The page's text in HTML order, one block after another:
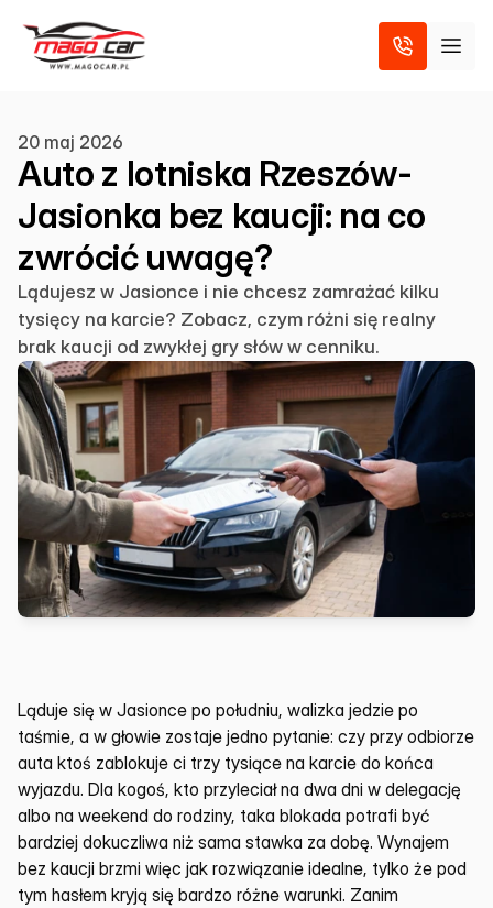
20 maj 2026
Auto z lotniska Rzeszów-
Jasionka bez kaucji: na co
zwrócić uwagę?
Lądujesz w Jasionce i nie chcesz zamrażać kilku
tysięcy na karcie? Zobacz, czym różni się realny
brak kaucji od zwykłej gry słów w cenniku.
Ląduje się w Jasionce po południu, walizka jedzie po
taśmie, a w głowie zostaje jedno pytanie: czy przy odbiorze
auta ktoś zablokuje ci trzy tysiące na karcie do końca
wyjazdu. Dla kogoś, kto przyleciał na dwa dni w delegację
albo na weekend do rodziny, taka blokada potrafi być
bardziej dokuczliwa niż sama stawka za dobę. Wynajem
bez kaucji brzmi więc jak rozwiązanie idealne, tylko że pod
tym hasłem kryją się bardzo różne warunki. Zanim